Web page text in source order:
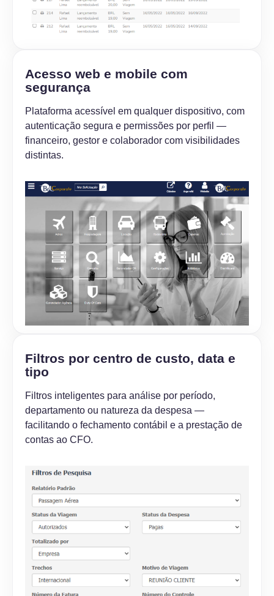
Acesso web e mobile com
segurança
Plataforma acessível em qualquer dispositivo, com
autenticação segura e permissões por perfil —
financeiro, gestor e colaborador com visibilidades
distintas.
Filtros por centro de custo, data e
tipo
Filtros inteligentes para análise por período,
departamento ou natureza da despesa —
facilitando o fechamento contábil e a prestação de
contas ao CFO.